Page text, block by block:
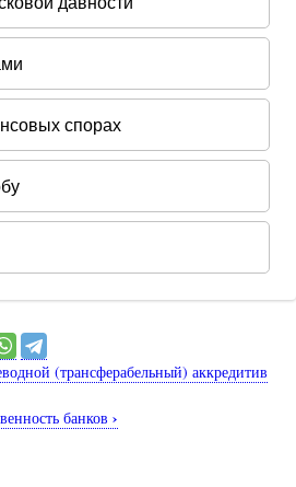
(трансферабельный) аккредитив
банков ›